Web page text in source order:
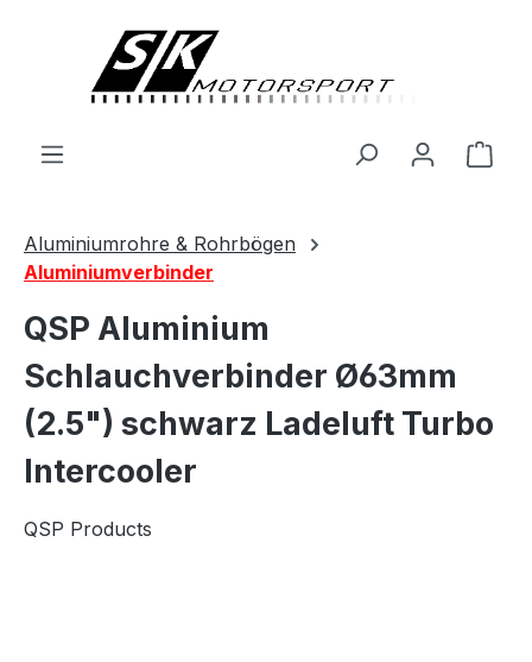
Aluminiumrohre & Rohrbögen
Aluminiumverbinder
QSP Aluminium
Schlauchverbinder Ø63mm
(2.5") schwarz Ladeluft Turbo
Intercooler
QSP Products